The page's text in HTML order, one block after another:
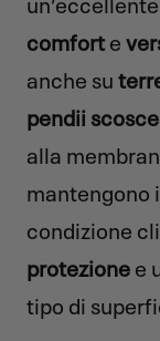
comforte
anche su
pendii
alla
mantengono
condizione
protezionee
tipo di